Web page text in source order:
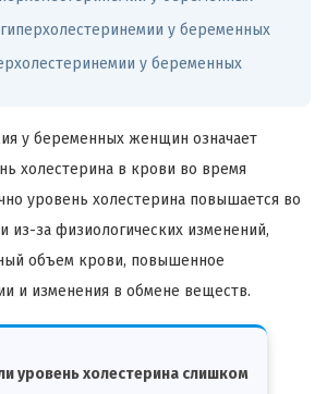
у беременных
у беременных
у беременных женщин означает
холестерина в крови во время
уровень холестерина повышается во
из-за физиологических изменений,
объем крови, повышенное
и изменения в обмене веществ.
уровень холестерина слишком